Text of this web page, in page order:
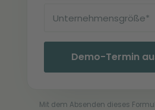
Mit dem Absenden dieses